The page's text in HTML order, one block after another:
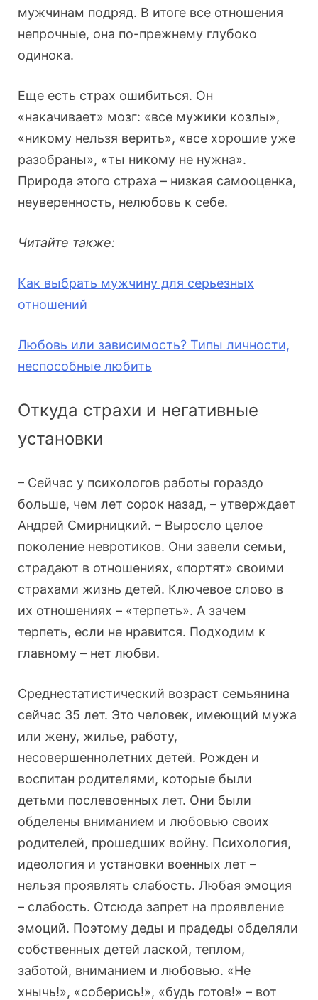
мужчинам подряд. В итоге все отношения
непрочные, она по-прежнему глубоко
одинока.
Еще есть страх ошибиться. Он
«накачивает» мозг: «все мужики козлы»,
«никому нельзя верить», «все хорошие уже
разобраны», «ты никому не нужна».
Природа этого страха – низкая самооценка,
неуверенность, нелюбовь к себе.
Читайте также:
Как выбрать мужчину для серьезных
отношений
Любовь или зависимость? Типы личности,
неспособные любить
Откуда страхи и негативные
установки
– Сейчас у психологов работы гораздо
больше, чем лет сорок назад, – утверждает
Андрей Смирницкий. – Выросло целое
поколение невротиков. Они завели семьи,
страдают в отношениях, «портят» своими
страхами жизнь детей. Ключевое слово в
их отношениях – «терпеть». А зачем
терпеть, если не нравится. Подходим к
главному – нет любви.
Среднестатистический возраст семьянина
сейчас 35 лет. Это человек, имеющий мужа
или жену, жилье, работу,
несовершеннолетних детей. Рожден и
воспитан родителями, которые были
детьми послевоенных лет. Они были
обделены вниманием и любовью своих
родителей, прошедших войну. Психология,
идеология и установки военных лет –
нельзя проявлять слабость. Любая эмоция
– слабость. Отсюда запрет на проявление
эмоций. Поэтому деды и прадеды обделяли
собственных детей лаской, теплом,
заботой, вниманием и любовью. «Не
хнычь!», «соберись!», «будь готов!» – вот